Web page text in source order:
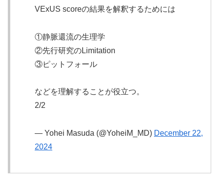
VExUS scoreの結果を解釈するためには
①静脈還流の生理学
②先行研究のLimitation
③ピットフォール
などを理解することが役立つ。
2/2
— Yohei Masuda (@YoheiM_MD) December 22,
2024